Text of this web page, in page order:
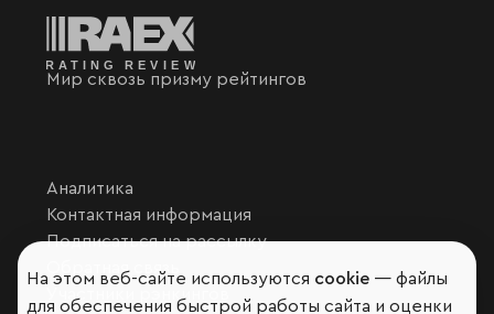
Мир сквозь призму рейтингов
Аналитика
Контактная информация
Подписаться на рассылку
Обратная связь
Участники рэнкингов
На этом веб-сайте используются cookie — файлы
для обеспечения быстрой работы сайта и оценки